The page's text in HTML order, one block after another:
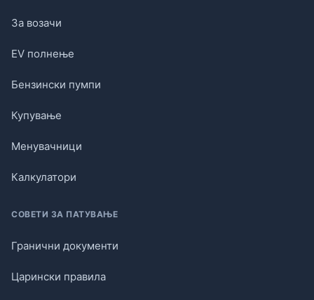
За возачи
EV полнење
Бензински пумпи
Купување
Менувачници
Калкулатори
СОВЕТИ ЗА ПАТУВАЊЕ
Гранични документи
Царински правила